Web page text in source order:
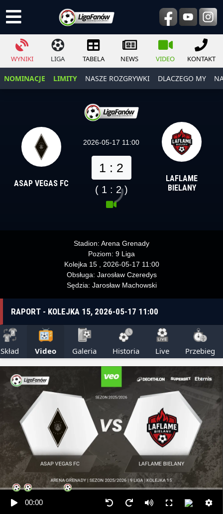
WYNIKI LIGA TABELA NEWS VIDEO KONTAKT
NOMINACJE LIMITY NASZE ROZGRYWKI DLACZEGO MY
ASAP VEGAS FC
2026-05-17 11:00
1 : 2
( 1 : 2 )
LAFLAME
BIELANY
Stadion: Arena Grenady
Poziom: 9 Liga
Kolejka 15 , 2026-05-17 11:00
Obsługa: Jarosław Czeredys
Sędzia: Jarosław Machowski
RAPORT - KOLEJKA 15, 2026-05-17 11:00
Skład Video Galeria Historia Live Przebieg
00:00